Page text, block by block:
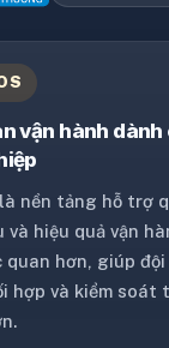
vận hành
nền tảng hỗ trợ
và hiệu quả vận
hơn, giúp
hợp và kiểm